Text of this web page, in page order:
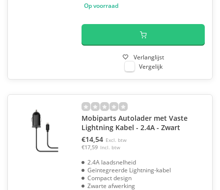
Op voorraad
Verlanglijst
Vergelijk
Mobiparts Autolader met Vaste
Lightning Kabel - 2.4A - Zwart
€14,54 Excl. btw
€17,59 Incl. btw
2.4A laadsnelheid
Geïntegreerde Lightning-kabel
Compact design
Zwarte afwerking